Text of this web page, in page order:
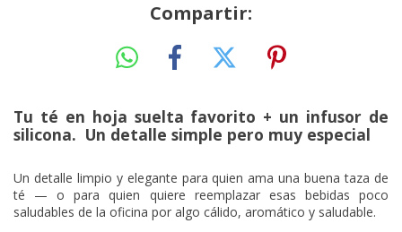
Compartir:
Tu té en hoja suelta favorito + un infusor de
silicona. Un detalle simple pero muy especial
Un detalle limpio y elegante para quien ama una buena taza de
té — o para quien quiere reemplazar esas bebidas poco
saludables de la oficina por algo cálido, aromático y saludable.